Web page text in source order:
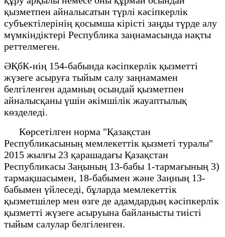
қызметпен айналысатын түрлі кәсіпкерлік
субъектілерінің қосымша кірісті заңды түрде алу
мүмкіндіктері Республика заңнамасында нақты
реттелмеген.
ӘҚбК-нің 154-бабында кәсіпкерлік қызметті
жүзеге асыруға тыйым салу заңнамамен
белгіленген адамның осындай қызметпен
айналысқаны үшін әкімшілік жауаптылық
көзделеді.
Көрсетілген норма "Қазақстан
Республикасының мемлекеттік қызметі туралы"
2015 жылғы 23 қарашадағы Қазақстан
Республикасы Заңының 13-бабы 1-тармағының 3)
тармақшасымен, 18-бабымен және Заңның 13-
бабымен үйлеседі, бұларда мемлекеттік
қызметшілер мен өзге де адамдардың кәсіпкерлік
қызметті жүзеге асыруына байланысты тиісті
тыйым салулар белгіленген.